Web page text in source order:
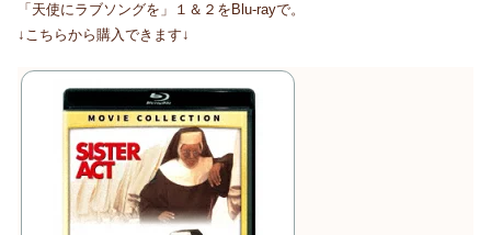
「天使にラブソングを」１＆２をBlu-rayで。
↓こちらから購入できます↓